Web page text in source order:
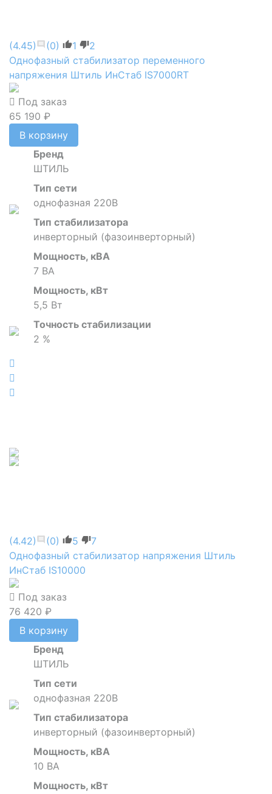
(4.45) (0) 1
2
Однофазный стабилизатор переменного
напряжения Штиль ИнСтаб IS7000RT
Под заказ
65 190 ₽
В корзину
Бренд
ШТИЛЬ
Тип сети
однофазная 220В
Тип стабилизатора
инверторный (фазоинверторный)
Мощность, кВА
7 ВА
Мощность, кВт
5,5 Вт
Точность стабилизации
2 %
(4.42) (0) 5
7
Однофазный стабилизатор напряжения Штиль
ИнСтаб IS10000
Под заказ
76 420 ₽
В корзину
Бренд
ШТИЛЬ
Тип сети
однофазная 220В
Тип стабилизатора
инверторный (фазоинверторный)
Мощность, кВА
10 ВА
Мощность, кВт